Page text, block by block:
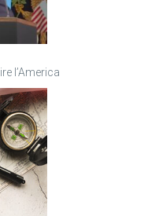
l’America